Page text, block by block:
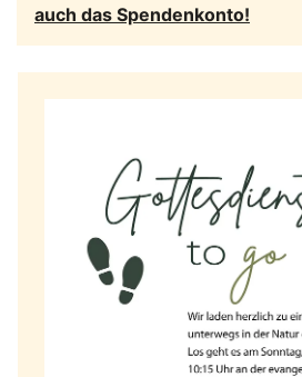
auch das Spendenkonto!